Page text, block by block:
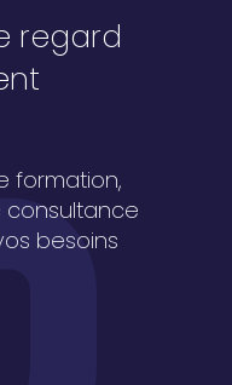
regard
formation,
besoins